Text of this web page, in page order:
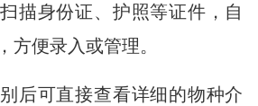
描身份证、护照等证件，自
方便录入或管理。
后可直接查看详细的物种介